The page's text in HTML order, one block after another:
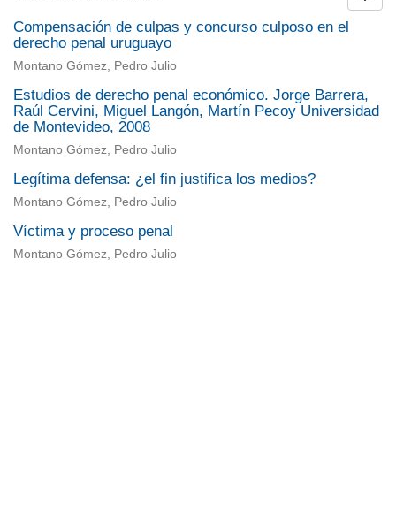
Compensación de culpas y concurso culposo en el
derecho penal uruguayo
Montano Gómez, Pedro Julio
Estudios de derecho penal económico. Jorge Barrera,
Raúl Cervini, Miguel Langón, Martín Pecoy Universidad
de Montevideo, 2008
Montano Gómez, Pedro Julio
Legítima defensa: ¿el fin justifica los medios?
Montano Gómez, Pedro Julio
Víctima y proceso penal
Montano Gómez, Pedro Julio